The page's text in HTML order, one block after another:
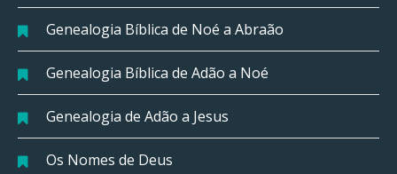
Genealogia Bíblica de Noé a Abraão
Genealogia Bíblica de Adão a Noé
Genealogia de Adão a Jesus
Os Nomes de Deus